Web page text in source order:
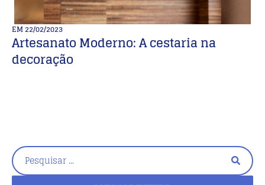
EM22/02/2023
Artesanato Moderno: A cestaria na
decoração